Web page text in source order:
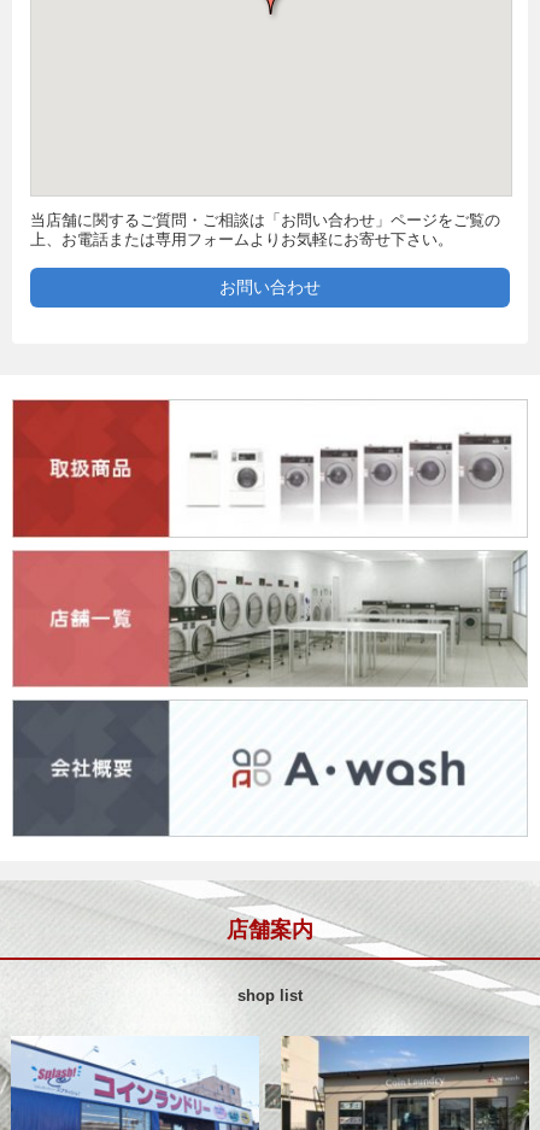
当店舗に関するご質問・ご相談は「お問い合わせ」ページをご覧の
上、お電話または専用フォームよりお気軽にお寄せ下さい。
お問い合わせ
店舗案内
shop list